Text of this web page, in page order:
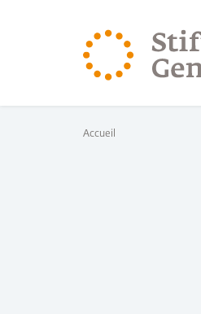
Vous êtes ici:
Accueil